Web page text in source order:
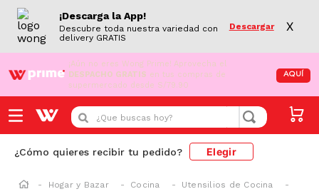
¡Descarga la App!
Descubre toda nuestra variedad con
delivery GRATIS
Descargar X
¡Aún no eres Wong Prime! Aprovecha el
DESPACHO GRATIS en tus compras de
supermercado desde S/79.90
AQUÍ
¿Que buscas hoy?
¿Cómo quieres recibir tu pedido? Elegir
Hogar y Bazar Cocina
Utensilios de Cocina